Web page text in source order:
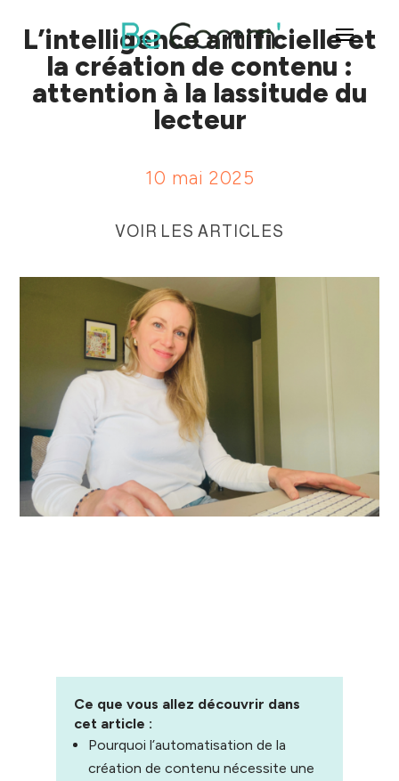
L’intelligence artificielle et
la création de contenu :
attention à la lassitude du
lecteur
10 mai 2025
VOIR LES ARTICLES
Ce que vous allez découvrir dans
cet article :
Pourquoi l’automatisation de la
création de contenu nécessite une